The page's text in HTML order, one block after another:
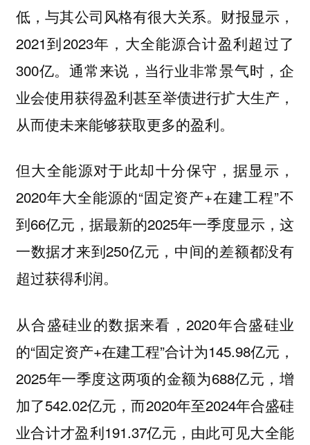
低，与其公司风格有很大关系。财报显示，
2021到2023年，大全能源合计盈利超过了
300亿。通常来说，当行业非常景气时，企
业会使用获得盈利甚至举债进行扩大生产，
从而使未来能够获取更多的盈利。
但大全能源对于此却十分保守，据显示，
2020年大全能源的“固定资产+在建工程”不
到66亿元，据最新的2025年一季度显示，这
一数据才来到250亿元，中间的差额都没有
超过获得利润。
从合盛硅业的数据来看，2020年合盛硅业
的“固定资产+在建工程”合计为145.98亿元，
2025年一季度这两项的金额为688亿元，增
加了542.02亿元，而2020年至2024年合盛硅
业合计才盈利191.37亿元，由此可见大全能